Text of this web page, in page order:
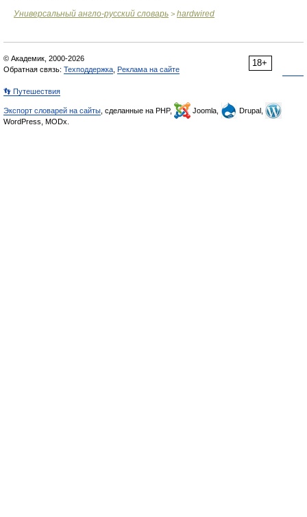
Универсальный англо-русский словарь > hardwired
18+
© Академик, 2000-2026
Обратная связь: Техподдержка Реклама на сайте
👣 Путешествия
Экспорт словарей на сайты , сделанные на PHP, Joomla,
Drupal,
WordPress, MODx.